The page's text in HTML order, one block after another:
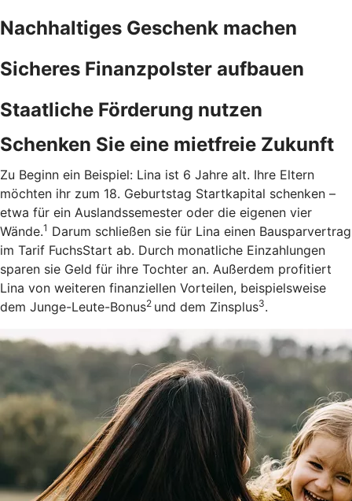
Nachhaltiges Geschenk machen
Sicheres Finanzpolster aufbauen
Staatliche Förderung nutzen
Schenken Sie eine mietfreie Zukunft
Zu Beginn ein Beispiel: Lina ist 6 Jahre alt. Ihre Eltern
möchten ihr zum 18. Geburtstag Startkapital schenken –
etwa für ein Auslandssemester oder die eigenen vier
Wände.1 Darum schließen sie für Lina einen Bausparvertrag
im Tarif FuchsStart ab. Durch monatliche Einzahlungen
sparen sie Geld für ihre Tochter an. Außerdem profitiert
Lina von weiteren finanziellen Vorteilen, beispielsweise
dem Junge-Leute-Bonus2 und dem Zinsplus3.